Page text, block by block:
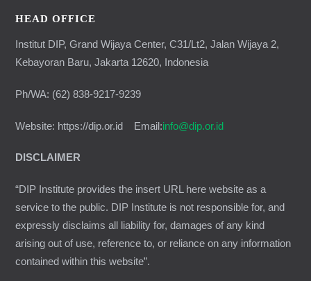
HEAD OFFICE
Institut DIP, Grand Wijaya Center, C31/Lt2, Jalan Wijaya 2,
Kebayoran Baru, Jakarta 12620, Indonesia
Ph/WA: (62) 838-9217-9239
Website: https://dip.or.id Email:info@dip.or.id
DISCLAIMER
“DIP Institute provides the insert URL here website as a
service to the public. DIP Institute is not responsible for, and
expressly disclaims all liability for, damages of any kind
arising out of use, reference to, or reliance on any information
contained within this website”.